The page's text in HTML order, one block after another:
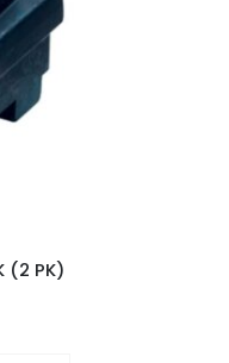
(2 PK)